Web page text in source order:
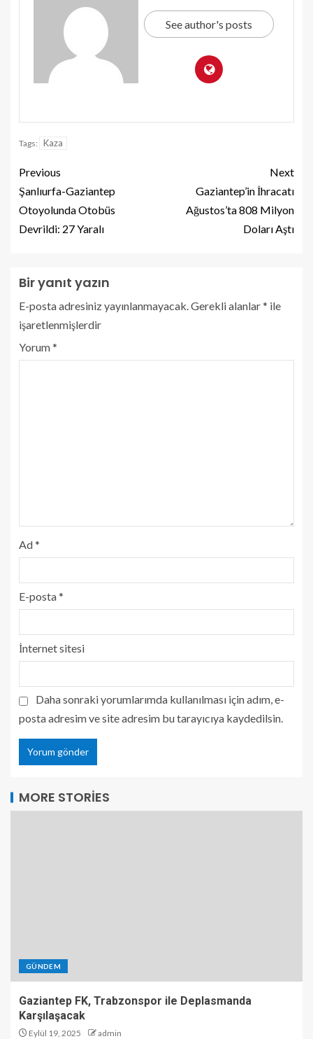
See author's posts
Tags: Kaza
Previous
Şanlıurfa-Gaziantep
Otoyolunda Otobüs
Devrildi: 27 Yaralı
Next
Gaziantep’in İhracatı
Ağustos’ta 808 Milyon
Doları Aştı
Bir yanıt yazın
E-posta adresiniz yayınlanmayacak.Gerekli alanlar* ile
işaretlenmişlerdir
Yorum*
Ad*
E-posta*
İnternet sitesi
Daha sonraki yorumlarımda kullanılması için adım, e-
posta adresim ve site adresim bu tarayıcıya kaydedilsin.
MORE STORIES
GÜNDEM
Gaziantep FK, Trabzonspor ile Deplasmanda
Karşılaşacak
Eylül 19, 2025 admin